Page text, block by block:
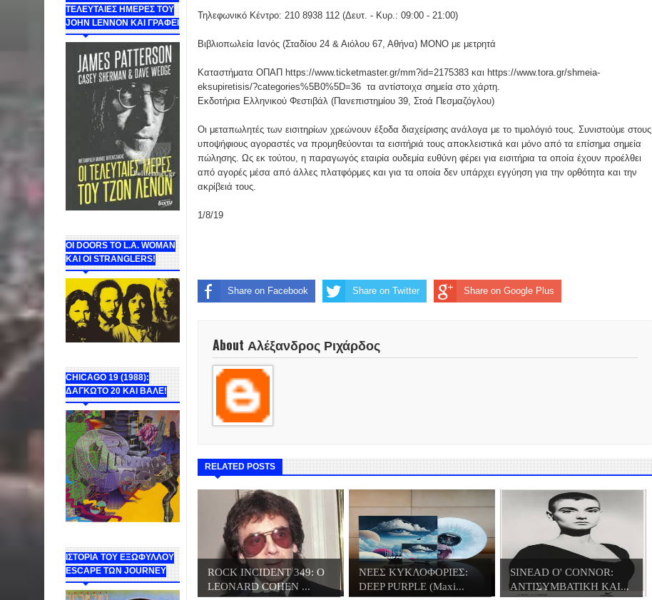
ΤΕΛΕΥΤΑΙΕΣ ΗΜΕΡΕΣ ΤΟΥ
JOHN LENNON ΚΑΙ ΓΡΑΦΕΙ
ΟΙ DOORS ΤΟ L.A. WOMAN
KAI OI STRANGLERS!
CHICAGO 19 (1988):
ΔΑΓΚΩΤΟ 20 ΚΑΙ ΒΑΛΕ!
ΙΣΤΟΡΙΑ ΤΟΥ ΕΞΩΦΥΛΛΟΥ
ESCAPE ΤΩΝ JOURNEY
Τηλεφωνικό Κέντρο: 210 8938 112 (Δευτ. - Κυρ.: 09:00 - 21:00)
Βιβλιοπωλεία Ιανός (Σταδίου 24 & Αιόλου 67, Αθήνα) ΜΟΝΟ με μετρητά
Καταστήματα ΟΠΑΠ https://www.ticketmaster.gr/mm?id=2175383 και https://www.tora.gr/shmeia-
eksupiretisis/?categories%5B0%5D=36 τα αντίστοιχα σημεία στο χάρτη.
Εκδοτήρια Ελληνικού Φεστιβάλ (Πανεπιστημίου 39, Στοά Πεσμαζόγλου)
Οι μεταπωλητές των εισιτηρίων χρεώνουν έξοδα διαχείρισης ανάλογα με το τιμολόγιό τους. Συνιστούμε στους
υποψήφιους αγοραστές να προμηθεύονται τα εισιτήριά τους αποκλειστικά και μόνο από τα επίσημα σημεία
πώλησης. Ως εκ τούτου, η παραγωγός εταιρία ουδεμία ευθύνη φέρει για εισιτήρια τα οποία έχουν προέλθει
από αγορές μέσα από άλλες πλατφόρμες και για τα οποία δεν υπάρχει εγγύηση για την ορθότητα και την
ακρίβειά τους.
1/8/19
Share on Facebook Share on Twitter Share on Google Plus
About Αλέξανδρος Ριχάρδος
RELATED POSTS
ROCK INCIDENT 349: O
LEONARD COHEN ...
ΝΕΕΣ ΚΥΚΛΟΦΟΡΙΕΣ:
DEEP PURPLE (Maxi...
SINEAD O' CONNOR:
ΑΝΤΙΣΥΜΒΑΤΙΚΗ ΚΑΙ...